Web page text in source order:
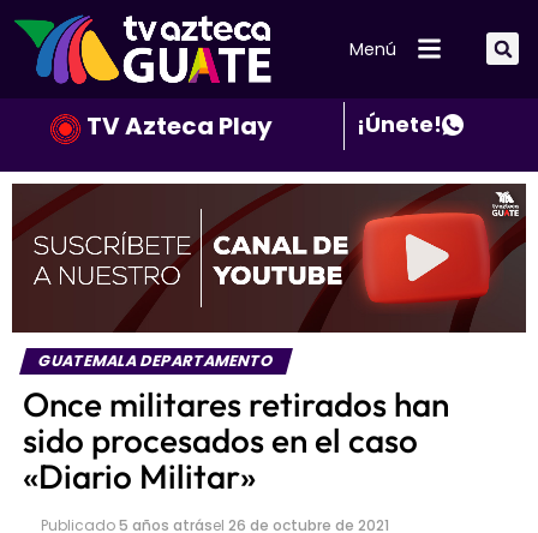
Menú
TV Azteca Play ¡Únete!
GUATEMALA DEPARTAMENTO
Once militares retirados han
sido procesados en el caso
«Diario Militar»
Publicado5 años atrásel 26 de octubre de 2021